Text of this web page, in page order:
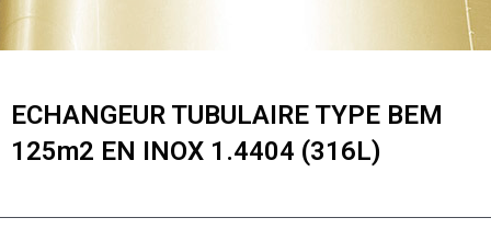
ECHANGEUR TUBULAIRE TYPE BEM
125m2 EN INOX 1.4404 (316L)